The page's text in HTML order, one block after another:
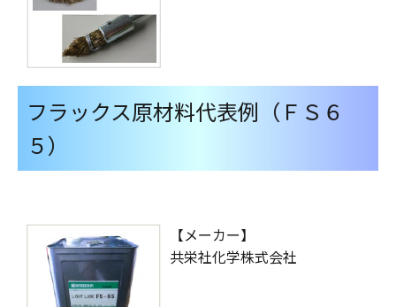
フラックス原材料代表例（ＦＳ６
５）
【メーカー】
共栄社化学株式会社